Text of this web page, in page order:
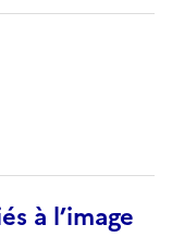
à l’image